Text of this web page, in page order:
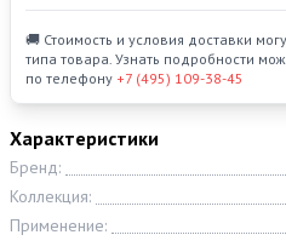
Характеристики
Бренд:
Коллекция:
Применение:
🚚 Стоимость и условия доставки
типа товара. Узнать подробности
по телефону +7 (495) 109-38-45